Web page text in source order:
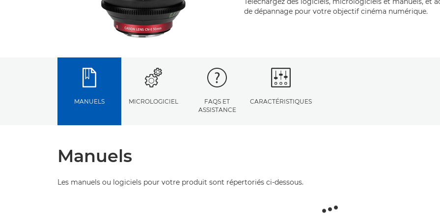
de dépannage pour votre objectif cinéma numérique.
MANUELS MICROLOGICIEL
FAQS ET
ASSISTANCE
CARACTÉRISTIQUES
Manuels
Les manuels ou logiciels pour votre produit sont répertoriés ci-dessous.